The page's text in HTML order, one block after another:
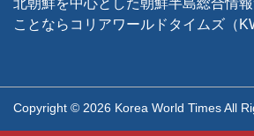
ことならコリアワールドタイムズ（
Copyright © 2026 Korea World Times All